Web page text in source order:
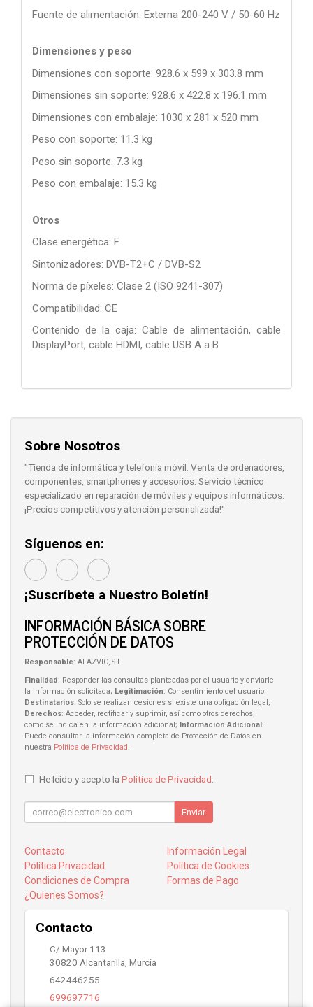
Fuente de alimentación: Externa 200-240 V / 50-60 Hz
Dimensiones y peso
Dimensiones con soporte: 928.6 x 599 x 303.8 mm
Dimensiones sin soporte: 928.6 x 422.8 x 196.1 mm
Dimensiones con embalaje: 1030 x 281 x 520 mm
Peso con soporte: 11.3 kg
Peso sin soporte: 7.3 kg
Peso con embalaje: 15.3 kg
Otros
Clase energética: F
Sintonizadores: DVB-T2+C / DVB-S2
Norma de píxeles: Clase 2 (ISO 9241-307)
Compatibilidad: CE
Contenido de la caja: Cable de alimentación, cable
DisplayPort, cable HDMI, cable USB A a B
Sobre Nosotros
"Tienda de informática y telefonía móvil. Venta de ordenadores,
componentes, smartphones y accesorios. Servicio técnico
especializado en reparación de móviles y equipos informáticos.
¡Precios competitivos y atención personalizada!"
Síguenos en:
¡Suscríbete a Nuestro Boletín!
INFORMACIÓN BÁSICA SOBRE
PROTECCIÓN DE DATOS
Responsable: ALAZVIC, S.L.
Finalidad : Responder las consultas planteadas por el usuario y enviarle
la información solicitada; Legitimación: Consentimiento del usuario;
Destinatarios: Solo se realizan cesiones si existe una obligación legal;
Derechos: Acceder, rectificar y suprimir, así como otros derechos,
como se indica en la información adicional;
Información Adicional :
Puede consultar la información completa de Protección de Datos en
nuestra Política de Privacidad .
He leído y acepto la Política de Privacidad
Enviar
Contacto
Información Legal
Política Privacidad
Política de Cookies
Condiciones de Compra
Formas de Pago
¿Quienes Somos?
Contacto
C/ Mayor 113
30820 Alcantarilla Murcia
642446255
699697716